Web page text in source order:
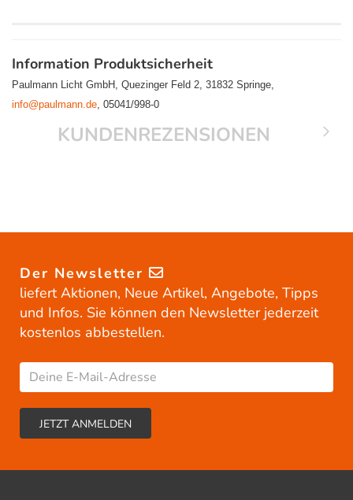
Information Produktsicherheit
Paulmann Licht GmbH, Quezinger Feld 2, 31832 Springe,
info@paulmann.de, 05041/998-0
KUNDENREZENSIONEN
Der Newsletter
liefert Aktionen, Neue Artikel, Angebote, Tipps
und Infos. Sie können den Newsletter jederzeit
kostenlos abbestellen.